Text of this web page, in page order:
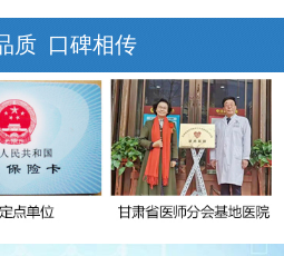
质 口碑相传